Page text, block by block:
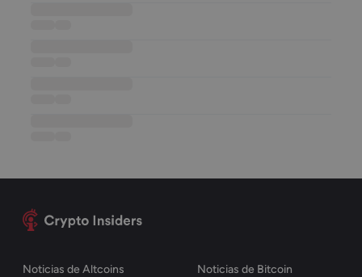
Noticias de Altcoins Noticias de Bitcoin